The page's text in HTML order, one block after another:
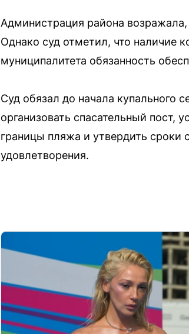
Администрация района
Однако суд отметил, что наличие
муниципалитета обязанность
Суд обязал до начала купального
организовать спасательный пост,
границы пляжа и утвердить сроки
удовлетворения.